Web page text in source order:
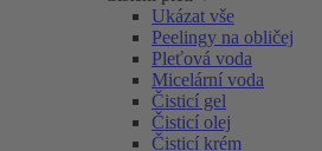
Ukázat vše
Peelingy na obličej
Pleťová voda
Micelární voda
Čisticí gel
Čisticí olej
Čisticí krém